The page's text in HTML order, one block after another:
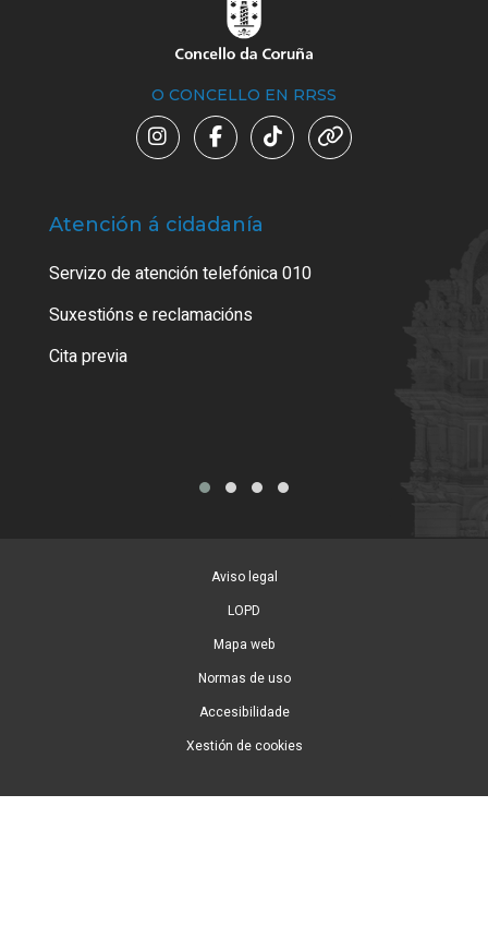
O CONCELLO EN RRSS
Atención á cidadanía
Servizo de atención telefónica 010
Suxestións e reclamacións
Cita previa
Aviso legal
LOPD
Mapa web
Normas de uso
Accesibilidade
Xestión de cookies